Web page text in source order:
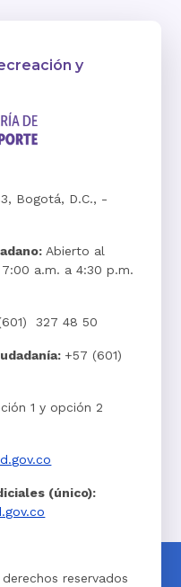
y
Bogotá, D.C., -
Abierto al
a.m. a 4:30 p.m.
327 48 50
+57 (601)
1 y opción 2
(único):
reservados